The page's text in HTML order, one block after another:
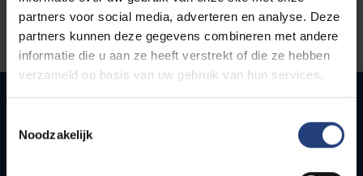
partners voor social media, adverteren en analyse. Deze
partners kunnen deze gegevens combineren met andere
informatie die u aan ze heeft verstrekt of die ze hebben
verzameld op basis van uw gebruik van hun services.
Noodzakelijk
Snel naar